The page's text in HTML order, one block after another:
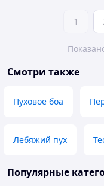
1
Смотри также
Пуховое боа
Лебяжий пух
Популярные